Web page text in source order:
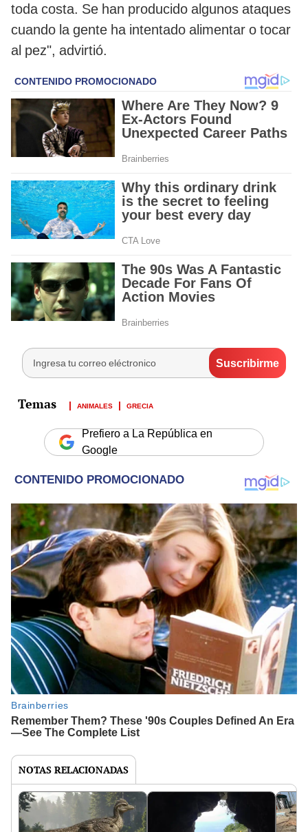
toda costa. Se han producido algunos ataques
cuando la gente ha intentado alimentar o tocar
al pez", advirtió.
ANIMALES GRECIA
Prefiero a La República en
Google
NOTAS RELACIONADAS